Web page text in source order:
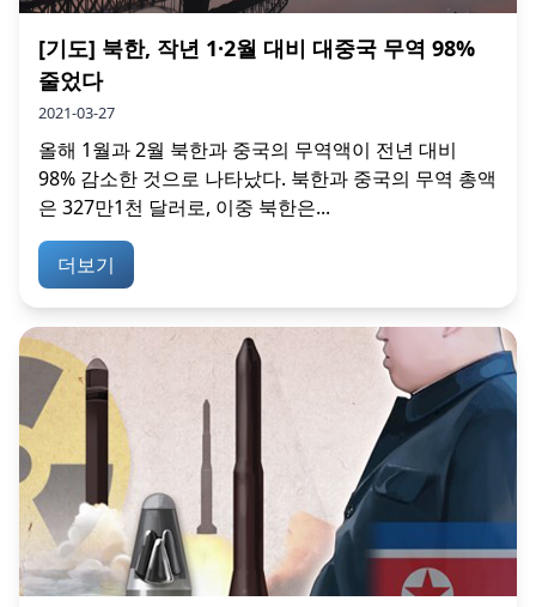
[기도] 북한, 작년 1·2월 대비 대중국 무역 98%
줄었다
2021-03-27
올해 1월과 2월 북한과 중국의 무역액이 전년 대비
98% 감소한 것으로 나타났다. 북한과 중국의 무역 총액
은 327만1천 달러로, 이중 북한은...
더보기